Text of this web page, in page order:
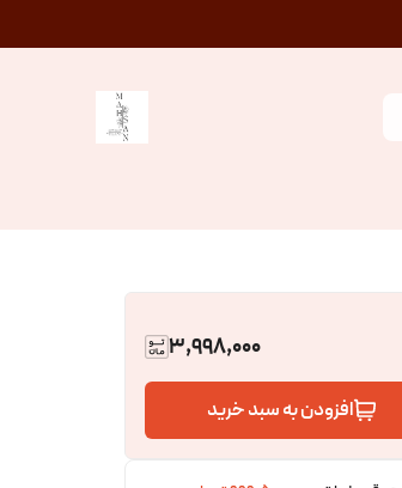
3,998,000
افزودن به سبد خرید